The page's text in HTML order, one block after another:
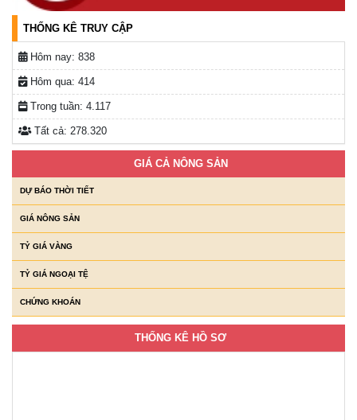
THỐNG KÊ TRUY CẬP
Hôm nay: 838
Hôm qua: 414
Trong tuần: 4.117
Tất cả: 278.320
GIÁ CẢ NÔNG SẢN
DỰ BÁO THỜI TIẾT
GIÁ NÔNG SẢN
TỶ GIÁ VÀNG
TỶ GIÁ NGOẠI TỆ
CHỨNG KHOÁN
THỐNG KÊ HỒ SƠ